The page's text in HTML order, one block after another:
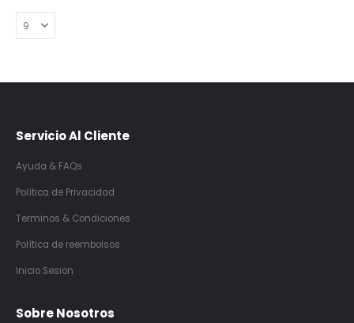
Servicio Al Cliente
Ayuda & FAQs
Política de Privacidad
Terminos & Condiciones
Política de reembolsos
Inicio Sesion
Sobre Nosotros